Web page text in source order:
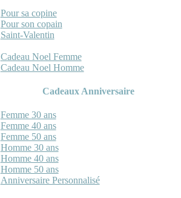
Pour sa copine
Pour son copain
Saint-Valentin
Cadeau Noel Femme
Cadeau Noel Homme
Cadeaux Anniversaire
Femme 30 ans
Femme 40 ans
Femme 50 ans
Homme 30 ans
Homme 40 ans
Homme 50 ans
Anniversaire Personnalisé